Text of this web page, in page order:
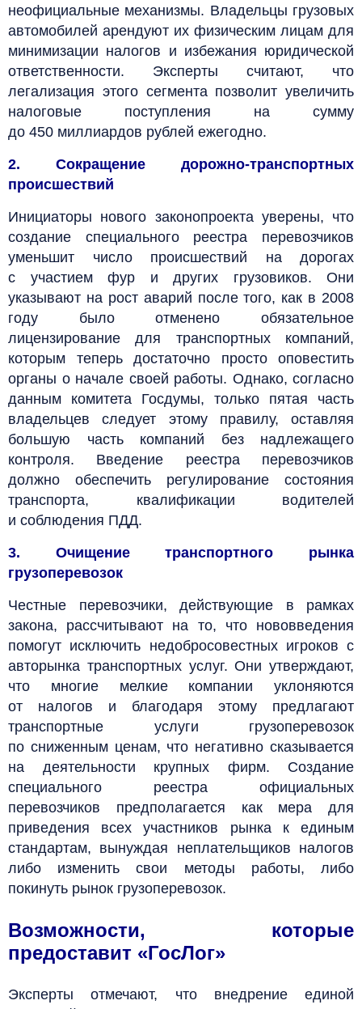
неофициальные механизмы. Владельцы грузовых
автомобилей арендуют их физическим лицам для
минимизации налогов и избежания юридической
ответственности. Эксперты считают, что
легализация этого сегмента позволит увеличить
налоговые поступления на сумму
до 450 миллиардов рублей ежегодно.
2. Сокращение дорожно-транспортных
происшествий
Инициаторы нового законопроекта уверены, что
создание специального реестра перевозчиков
уменьшит число происшествий на дорогах
с участием фур и других грузовиков. Они
указывают на рост аварий после того, как в 2008
году было отменено обязательное
лицензирование для транспортных компаний,
которым теперь достаточно просто оповестить
органы о начале своей работы. Однако, согласно
данным комитета Госдумы, только пятая часть
владельцев следует этому правилу, оставляя
большую часть компаний без надлежащего
контроля. Введение реестра перевозчиков
должно обеспечить регулирование состояния
транспорта, квалификации водителей
и соблюдения ПДД.
3. Очищение транспортного рынка
грузоперевозок
Честные перевозчики, действующие в рамках
закона, рассчитывают на то, что нововведения
помогут исключить недобросовестных игроков с
авторынка транспортных услуг. Они утверждают,
что многие мелкие компании уклоняются
от налогов и благодаря этому предлагают
транспортные услуги грузоперевозок
по сниженным ценам, что негативно сказывается
на деятельности крупных фирм. Создание
специального реестра официальных
перевозчиков предполагается как мера для
приведения всех участников рынка к единым
стандартам, вынуждая неплательщиков налогов
либо изменить свои методы работы, либо
покинуть рынок грузоперевозок.
Возможности, которые
предоставит «ГосЛог»
Эксперты отмечают, что внедрение единой